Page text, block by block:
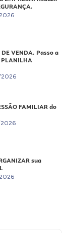
VENDA. Passo a
FAMILIAR do
sua